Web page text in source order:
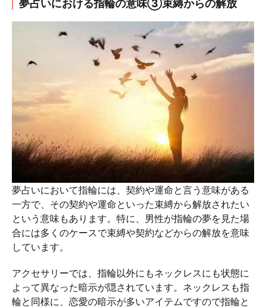
夢占いにおける指輪の意味③束縛からの解放
夢占いにおいて指輪には、契約や運命と言う意味がある
一方で、その契約や運命といった束縛から解放されたい
という意味もあります。特に、男性が指輪の夢を見た場
合には多くのケースで束縛や契約などからの解放を意味
しています。
アクセサリーでは、指輪以外にもネックレスにも状態に
よって異なった暗示が隠されています。ネックレスも指
輪と同様に、恋愛の暗示が多いアイテムですので指輪と